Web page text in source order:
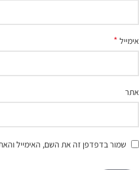
אימייל *
אתר
שמור בדפדפן זה את השם, האימייל